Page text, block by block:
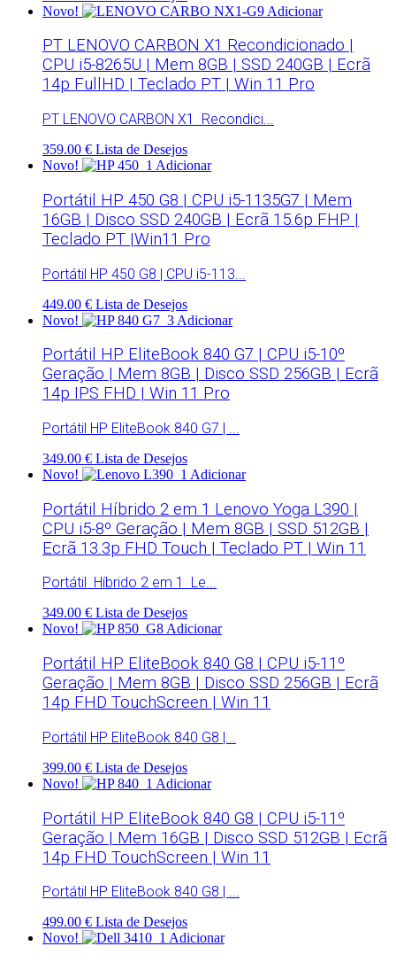
Novo!
Adicionar
PT LENOVO CARBON X1 Recondicionado |
CPU i5-8265U | Mem 8GB | SSD 240GB | Ecrã
14p FullHD | Teclado PT | Win 11 Pro
PT LENOVO CARBON X1 Recondici...
359.00 € Lista de Desejos
Novo!
Adicionar
Portátil HP 450 G8 | CPU i5-1135G7 | Mem
16GB | Disco SSD 240GB | Ecrã 15.6p FHP |
Teclado PT |Win11 Pro
Portátil HP 450 G8 | CPU i5-113...
449.00 € Lista de Desejos
Novo!
Adicionar
Portátil HP EliteBook 840 G7 | CPU i5-10º
Geração | Mem 8GB | Disco SSD 256GB | Ecrã
14p IPS FHD | Win 11 Pro
Portátil HP EliteBook 840 G7 | ...
349.00 € Lista de Desejos
Novo!
Adicionar
Portátil Híbrido 2 em 1 Lenovo Yoga L390 |
CPU i5-8º Geração | Mem 8GB | SSD 512GB |
Ecrã 13.3p FHD Touch | Teclado PT | Win 11
Portátil Híbrido 2 em 1 Le...
349.00 € Lista de Desejos
Novo!
Adicionar
Portátil HP EliteBook 840 G8 | CPU i5-11º
Geração | Mem 8GB | Disco SSD 256GB | Ecrã
14p FHD TouchScreen | Win 11
Portátil HP EliteBook 840 G8 |...
399.00 € Lista de Desejos
Novo!
Adicionar
Portátil HP EliteBook 840 G8 | CPU i5-11º
Geração | Mem 16GB | Disco SSD 512GB | Ecrã
14p FHD TouchScreen | Win 11
Portátil HP EliteBook 840 G8 | ...
499.00 € Lista de Desejos
Novo!
Adicionar